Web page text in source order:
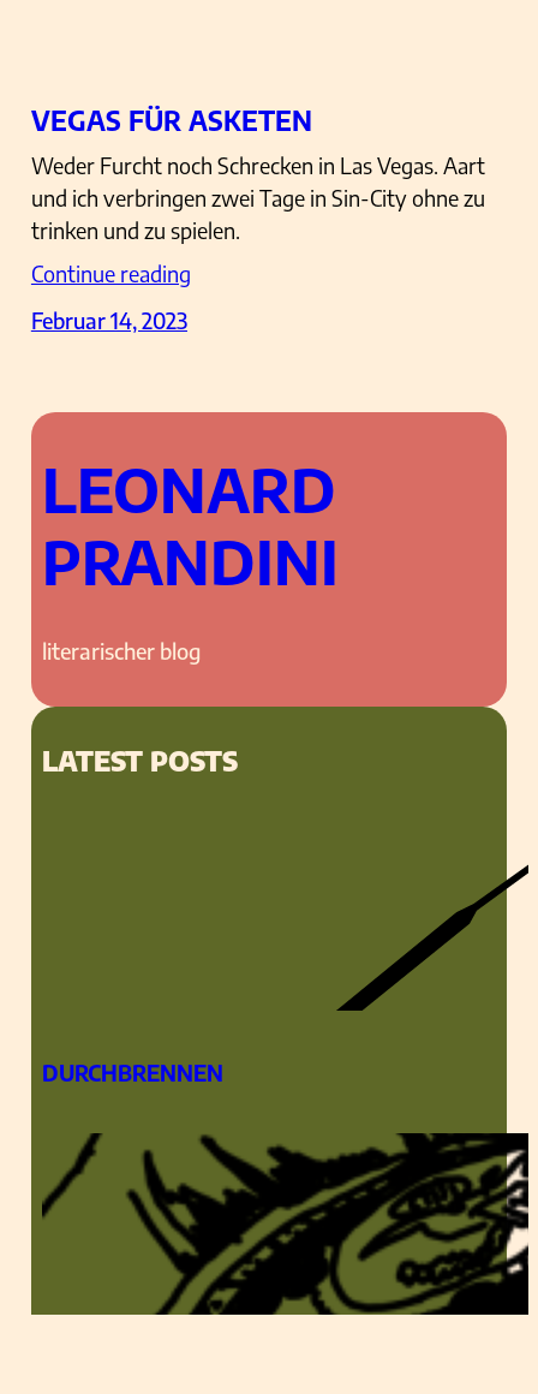
VEGAS FÜR ASKETEN
Weder Furcht noch Schrecken in Las Vegas. Aart
und ich verbringen zwei Tage in Sin-City ohne zu
trinken und zu spielen.
Continue reading
Februar 14, 2023
LEONARD
PRANDINI
literarischer blog
LATEST POSTS
DURCHBRENNEN